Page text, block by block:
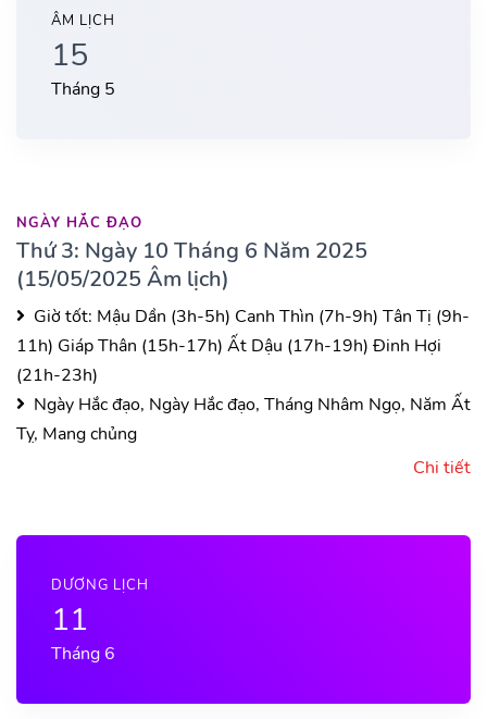
ÂM LỊCH
15
Tháng 5
NGÀY HẮC ĐẠO
Thứ 3: Ngày 10 Tháng 6 Năm 2025
(15/05/2025 Âm lịch)
Giờ tốt: Mậu Dần (3h-5h) Canh Thìn (7h-9h) Tân Tị (9h-
11h) Giáp Thân (15h-17h) Ất Dậu (17h-19h) Đinh Hợi
(21h-23h)
Ngày Hắc đạo, Ngày Hắc đạo, Tháng Nhâm Ngọ, Năm Ất
Tỵ, Mang chủng
Chi tiết
DƯƠNG LỊCH
11
Tháng 6